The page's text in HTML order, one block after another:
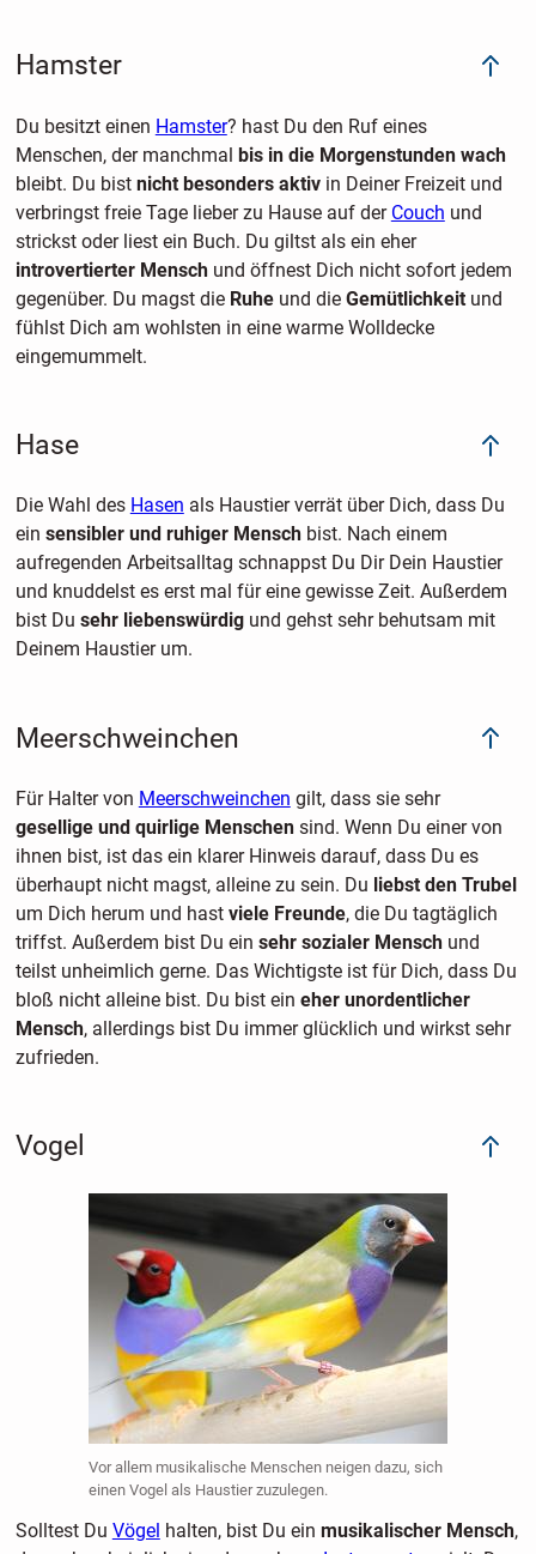
Hamster
Du besitzt einen Hamster? hast Du den Ruf eines
Menschen, der manchmal bis in die Morgenstunden wach
bleibt. Du bist nicht besonders aktiv in Deiner Freizeit und
verbringst freie Tage lieber zu Hause auf der Couch und
strickst oder liest ein Buch. Du giltst als ein eher
introvertierter Menschund öffnest Dich nicht sofort jedem
gegenüber. Du magst die Ruhe und die Gemütlichkeitund
fühlst Dich am wohlsten in eine warme Wolldecke
eingemummelt.
Hase
Die Wahl des Hasen als Haustier verrät über Dich, dass Du
ein sensibler und ruhiger Menschbist. Nach einem
aufregenden Arbeitsalltag schnappst Du Dir Dein Haustier
und knuddelst es erst mal für eine gewisse Zeit. Außerdem
bist Du sehr liebenswürdig und gehst sehr behutsam mit
Deinem Haustier um.
Meerschweinchen
Für Halter von Meerschweinchen gilt, dass sie sehr
gesellige und quirlige Menschensind. Wenn Du einer von
ihnen bist, ist das ein klarer Hinweis darauf, dass Du es
überhaupt nicht magst, alleine zu sein. Du liebst den Trubel
um Dich herum und hast viele Freunde, die Du tagtäglich
triffst. Außerdem bist Du ein sehr sozialer Menschund
teilst unheimlich gerne. Das Wichtigste ist für Dich, dass Du
bloß nicht alleine bist. Du bist ein eher unordentlicher
Mensch, allerdings bist Du immer glücklich und wirkst sehr
zufrieden.
Vogel
Vor allem musikalische Menschen neigen dazu, sich
einen Vogel als Haustier zuzulegen.
Solltest Du Vögel halten, bist Du ein musikalischer Mensch,